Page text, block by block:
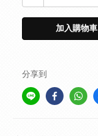
加入購物車
分享到